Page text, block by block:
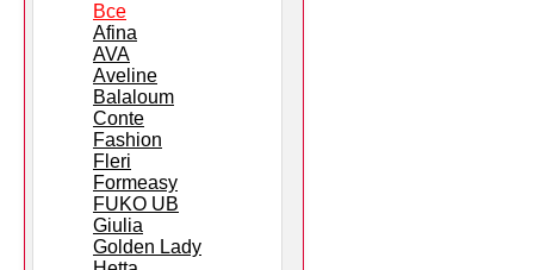
Все
Afina
AVA
Aveline
Balaloum
Conte
Fashion
Fleri
Formeasy
FUKO UB
Giulia
Golden Lady